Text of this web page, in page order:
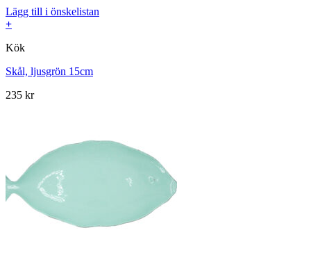
Lägg till i önskelistan
+
Kök
Skål, ljusgrön 15cm
235 kr